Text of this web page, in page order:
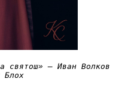
святош» — Иван Волков
Блох